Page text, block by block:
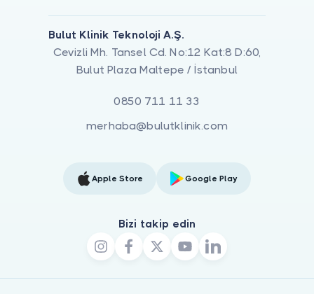
Bulut Klinik Teknoloji A.Ş.
Cevizli Mh. Tansel Cd. No:12 Kat:8 D:60,
Bulut Plaza Maltepe / İstanbul
0850 711 11 33
merhaba@bulutklinik.com
Apple Store Google Play
Bizi takip edin